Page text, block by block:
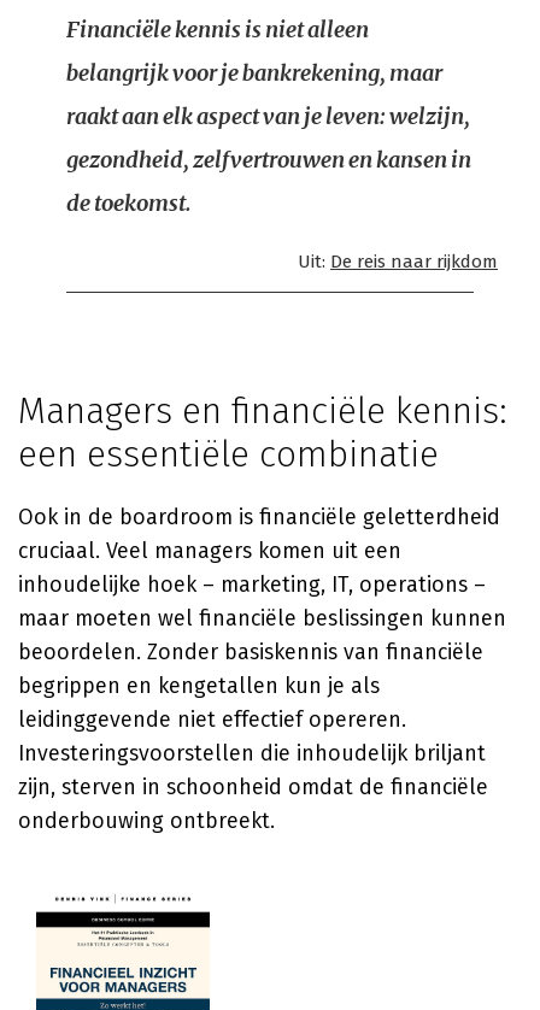
Financiële kennis is niet alleen
belangrijk voor je bankrekening, maar
raakt aan elk aspect van je leven: welzijn,
gezondheid, zelfvertrouwen en kansen in
de toekomst.
Uit: De reis naar rijkdom
Managers en financiële kennis:
een essentiële combinatie
Ook in de boardroom is financiële geletterdheid
cruciaal. Veel managers komen uit een
inhoudelijke hoek – marketing, IT, operations –
maar moeten wel financiële beslissingen kunnen
beoordelen. Zonder basiskennis van financiële
begrippen en kengetallen kun je als
leidinggevende niet effectief opereren.
Investeringsvoorstellen die inhoudelijk briljant
zijn, sterven in schoonheid omdat de financiële
onderbouwing ontbreekt.